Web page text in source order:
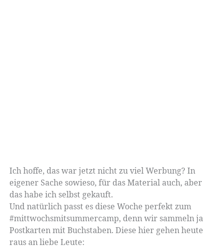
Ich hoffe, das war jetzt nicht zu viel Werbung? In
eigener Sache sowieso, für das Material auch, aber
das habe ich selbst gekauft.
Und natürlich passt es diese Woche perfekt zum
#mittwochsmitsummercamp, denn wir sammeln ja
Postkarten mit Buchstaben. Diese hier gehen heute
raus an liebe Leute: